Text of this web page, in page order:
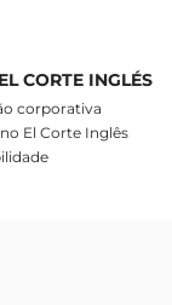
CORTE INGLÉS
corporativa
El Corte Inglês